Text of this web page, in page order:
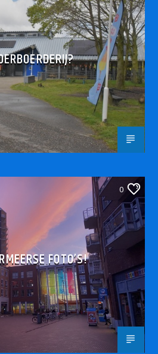
0
FOTO’S!